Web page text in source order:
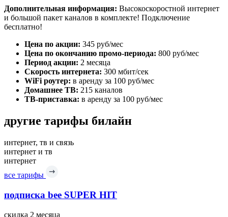
Дополнительная информация: Высокоскоростной интернет
и большой пакет каналов в комплекте! Подключение
бесплатно!
Цена по акции: 345 руб/мес
Цена по окончанию промо-периода: 800 руб/мес
Период акции: 2 месяца
Скорость интернета: 300 мбит/сек
WiFi роутер: в аренду за 100 руб/мес
Домашнее ТВ: 215 каналов
ТВ-приставка: в аренду за 100 руб/мес
другие тарифы билайн
интернет, тв и связь
интернет и тв
интернет
все тарифы
подписка bee SUPER HIT
скидка 2 месяца